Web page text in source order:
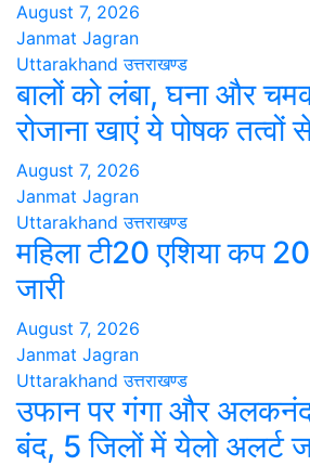
August 7, 2026
Janmat Jagran
Uttarakhand उत्तराखण्ड
बालों को लंबा, घना और
रोजाना खाएं ये पोषक
August 7, 2026
Janmat Jagran
Uttarakhand उत्तराखण्ड
महिला टी20 एशिया कप
जारी
August 7, 2026
Janmat Jagran
Uttarakhand उत्तराखण्ड
उफान पर गंगा और
बंद, 5 जिलों में येलो अलर्ट